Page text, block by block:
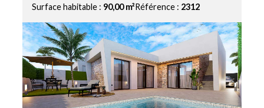
Surface habitable : 90,00 m²Référence : 2312